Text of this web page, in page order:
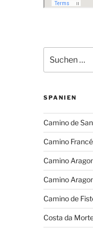
nach:
SPANIEN
Camino de
Camino
Camino
Camino
Camino de
Costa da